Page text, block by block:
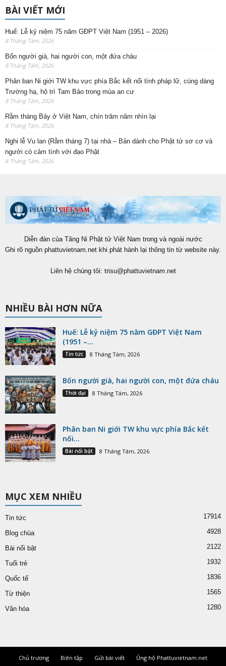
BÀI VIẾT MỚI
Huế: Lễ kỷ niệm 75 năm GĐPT Việt Nam (1951 – 2026)
8 Tháng Tám, 2026
Bốn người già, hai người con, một đứa cháu
8 Tháng Tám, 2026
Phân ban Ni giới TW khu vực phía Bắc kết nối tình pháp lữ, cúng dàng
Trường hạ, hộ trì Tam Bảo trong mùa an cư
8 Tháng Tám, 2026
Rằm tháng Bảy ở Việt Nam, chín trăm năm nhìn lại
8 Tháng Tám, 2026
Nghi lễ Vu lan (Rằm tháng 7) tại nhà – Bản dành cho Phật tử sơ cơ và
người có cảm tình với đạo Phật
8 Tháng Tám, 2026
Diễn đàn của Tăng Ni Phật tử Việt Nam trong và ngoài nước
Ghi rõ nguồn phattuvietnam.net khi phát hành lại thông tin từ website này.
Liên hệ chúng tôi: trisu@phattuvietnam.net
NHIỀU BÀI HƠN NỮA
Huế: Lễ kỷ niệm 75 năm GĐPT Việt Nam
(1951 –...
Tin tức 8 Tháng Tám, 2026
Bốn người già, hai người con, một đứa cháu
Thời đại 8 Tháng Tám, 2026
Phân ban Ni giới TW khu vực phía Bắc kết
nối...
Bài nổi bật 8 Tháng Tám, 2026
MỤC XEM NHIỀU
Tin tức 17914
Blog chùa 4928
Bài nổi bật 2122
Tuổi trẻ 1932
Quốc tế 1836
Từ thiện 1565
Văn hóa 1280
Chủ trương Biên tập Gửi bài viết
Ủng hộ Phattuvietnam.net